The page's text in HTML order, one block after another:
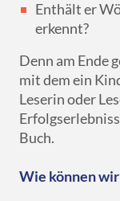
Enthält er
erkennt?
Denn am Ende
mit dem ein
Leserin oder
Buch.
Wie können wir